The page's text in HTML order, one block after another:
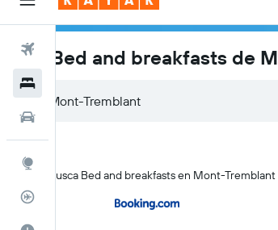
Vuelos
Los Bed and breakfasts de
KAYAK busca Bed and breakfasts en Mont-